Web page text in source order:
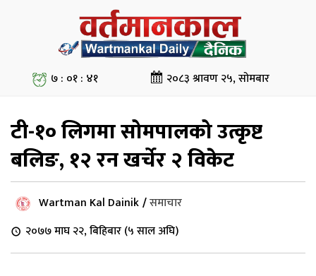
७ : ०१ : ४१ २०८३ श्रावण २५, सोमबार
टी-१० लिगमा सोमपालको उत्कृष्ट
बलिङ, १२ रन खर्चेर २ विकेट
Wartman Kal Dainik/समाचार
२०७७ माघ २२, बिहिबार (५ साल अघि)